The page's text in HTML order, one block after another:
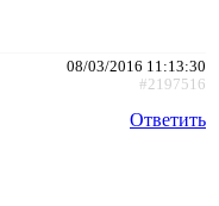
08/03/2016 11:13:30
#2197516
Ответить